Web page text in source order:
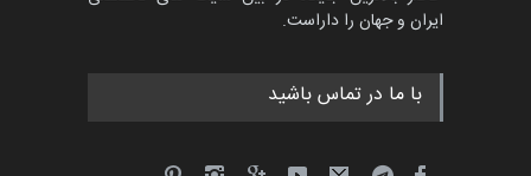
ایران و جهان را داراست.
با ما در تماس باشید